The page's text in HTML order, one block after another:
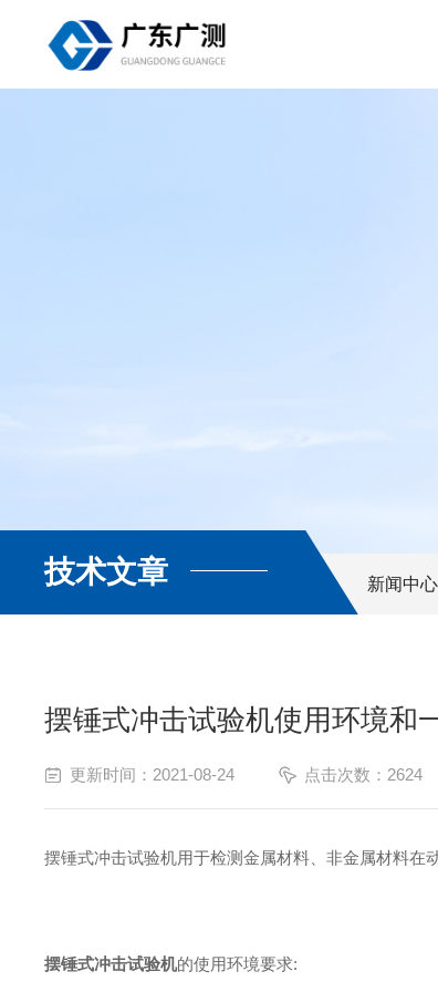
技术文章 新闻中心
摆锤式冲击试验机使用环境和
更新时间：2021-08-24 点击次数：2624
摆锤式冲击试验机用于检测金属材料、非金属材料在
摆锤式冲击试验机的使用环境要求: